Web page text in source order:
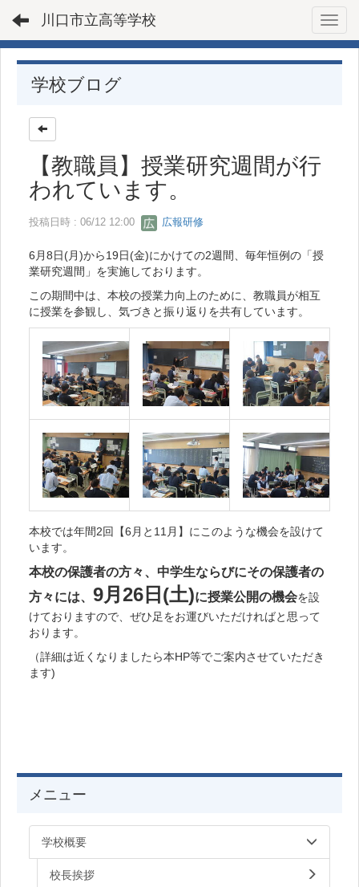
川口市立高等学校
学校ブログ
【教職員】授業研究週間が行
われています。
投稿日時 : 06/12 12:00 広報研修
6月8日(月)から19日(金)にかけての2週間、毎年恒例の「授
業研究週間」を実施しております。
この期間中は、本校の授業力向上のために、教職員が相互
に授業を参観し、気づきと振り返りを共有しています。
本校では年間2回【6月と11月】にこのような機会を設けて
います。
本校の保護者の方々、中学生ならびにその保護者の
方々には、 9月26日(土)に授業公開の機会を設
けておりますので、ぜひ足をお運びいただければと思って
おります。
（詳細は近くなりましたら本HP等でご案内させていただき
ます)
メニュー
学校概要
校長挨拶